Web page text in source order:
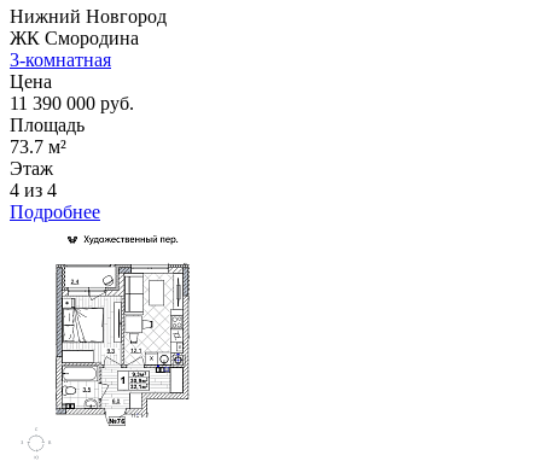
Нижний Новгород
ЖК Смородина
3-комнатная
Цена
11 390 000 руб.
Площадь
73.7 м²
Этаж
4 из 4
Подробнее